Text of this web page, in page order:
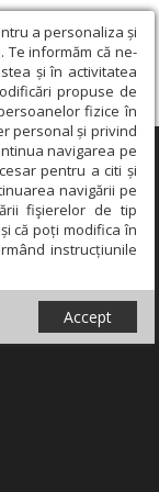
a personaliza și
informăm că ne-
și în activitatea
propuse de
fizice în
personal și privind
navigarea pe
pentru a citi și
navigării pe
fişierelor de tip
că poți modifica în
instrucțiunile
Accept
×